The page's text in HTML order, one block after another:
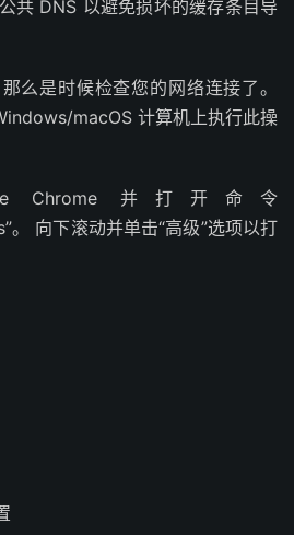
共 DNS 以避免损坏的缓存条目导
么是时候检查您的网络连接了。
macOS 计算机上执行此操
Chrome 并打开命令
。 向下滚动并单击“高级”选项以打